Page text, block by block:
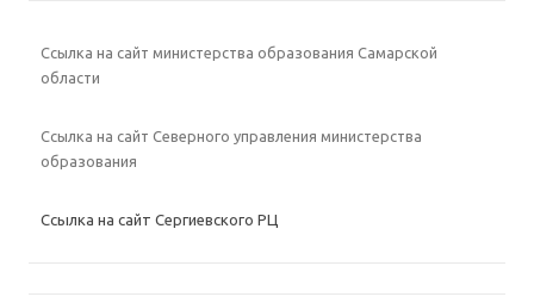
Ссылка на сайт министерства образования Самарской
области
Ссылка на сайт Северного управления министерства
образования
Ссылка на сайт Сергиевского РЦ